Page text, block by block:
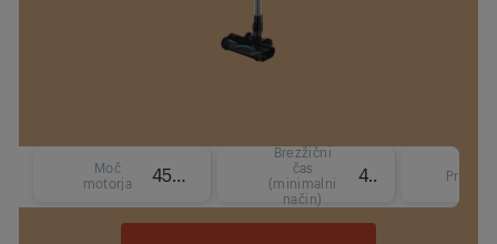
Moč
motorja
450 W
Brezžični
čas
(minimalni
način)
45 min